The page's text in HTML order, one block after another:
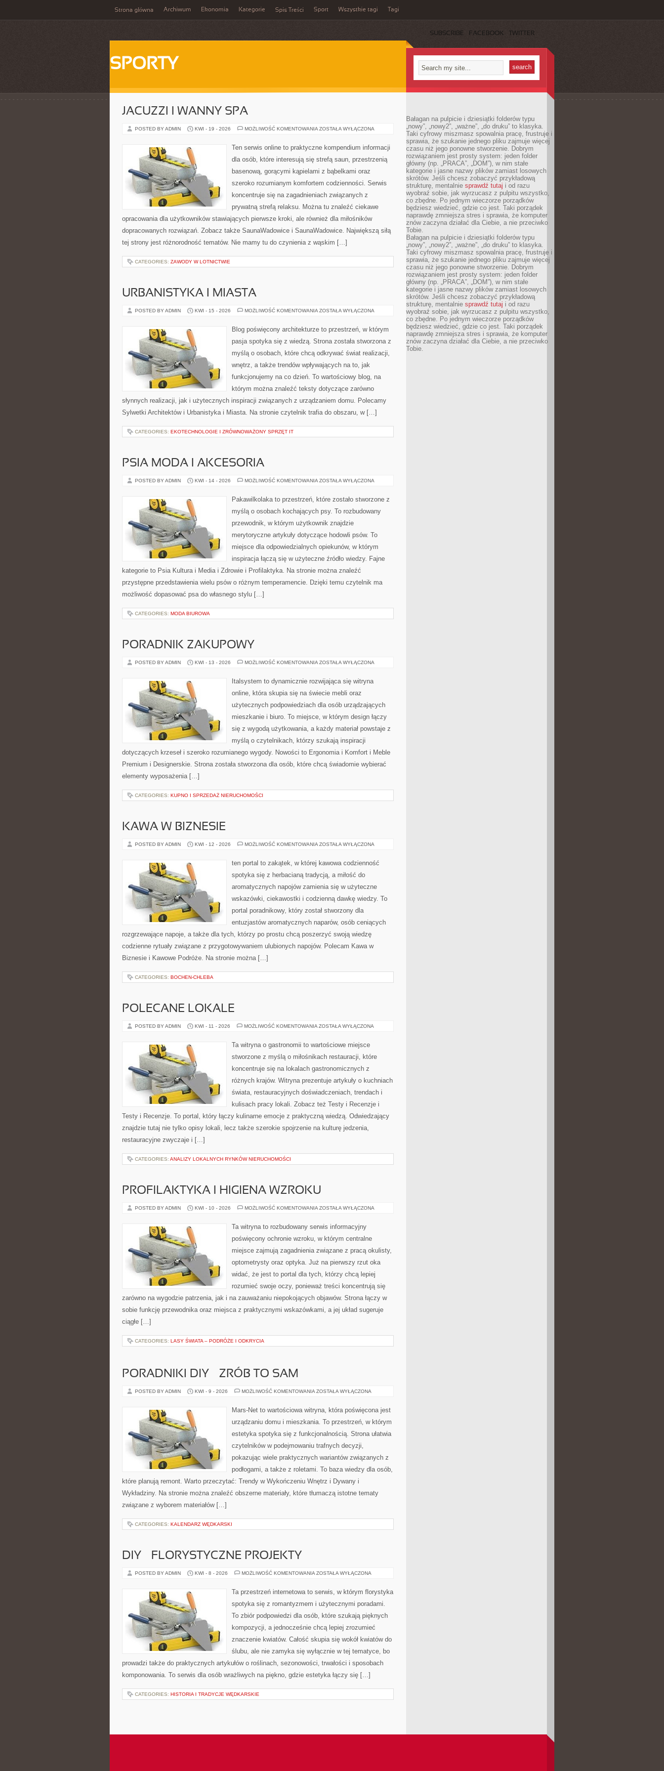
Strona główna Archiwum Ekonomia Kategorie Spis Treści Sport Wszystkie tagi Tagi
SUBSCRIBE FACEBOOK TWITTER
SPORTY
JACUZZI I WANNY SPA
POSTED BY ADMIN KWI - 19 - 2026 MOŻLIWOŚĆ KOMENTOWANIA JACUZZI
SPA
ZOSTAŁA WYŁĄCZONA
Ten serwis online to praktyczne kompendium informacji
dla osób, które interesują się strefą saun, przestrzenią
basenową, gorącymi kąpielami z bąbelkami oraz
szeroko rozumianym komfortem codzienności. Serwis
koncentruje się na zagadnieniach związanych z
prywatną strefą relaksu. Można tu znaleźć ciekawe
opracowania dla użytkowników stawiających pierwsze kroki, ale również dla miłośników
dopracowanych rozwiązań. Zobacz także SaunaWadowice i SaunaWadowice. Największą siłą
tej strony jest różnorodność tematów. Nie mamy tu do czynienia z wąskim […]
CATEGORIES: ZAWODY W LOTNICTWIE
URBANISTYKA I MIASTA
POSTED BY ADMIN KWI - 15 - 2026 MOŻLIWOŚĆ KOMENTOWANIA URBANISTYKA
ZOSTAŁA WYŁĄCZONA
Blog poświęcony architekturze to przestrzeń, w którym
pasja spotyka się z wiedzą. Strona została stworzona z
myślą o osobach, które chcą odkrywać świat realizacji,
wnętrz, a także trendów wpływających na to, jak
funkcjonujemy na co dzień. To wartościowy blog, na
którym można znaleźć teksty dotyczące zarówno
słynnych realizacji, jak i użytecznych inspiracji związanych z urządzaniem domu. Polecamy
Sylwetki Architektów i Urbanistyka i Miasta. Na stronie czytelnik trafia do obszaru, w […]
CATEGORIES: EKOTECHNOLOGIE I ZRÓWNOWAŻONY SPRZĘT IT
PSIA MODA I AKCESORIA
POSTED BY ADMIN KWI - 14 - 2026 MOŻLIWOŚĆ KOMENTOWANIA PSIA
AKCESORIA
ZOSTAŁA WYŁĄCZONA
Pakawilkolaka to przestrzeń, które zostało stworzone z
myślą o osobach kochających psy. To rozbudowany
przewodnik, w którym użytkownik znajdzie
merytoryczne artykuły dotyczące hodowli psów. To
miejsce dla odpowiedzialnych opiekunów, w którym
inspiracja łączą się w użyteczne źródło wiedzy. Fajne
kategorie to Psia Kultura i Media i Zdrowie i Profilaktyka. Na stronie można znaleźć
przystępne przedstawienia wielu psów o różnym temperamencie. Dzięki temu czytelnik ma
możliwość dopasować psa do własnego stylu […]
CATEGORIES: MODA BIUROWA
PORADNIK ZAKUPOWY
POSTED BY ADMIN KWI - 13 - 2026 MOŻLIWOŚĆ KOMENTOWANIA PORADNIK
ZOSTAŁA WYŁĄCZONA
Italsystem to dynamicznie rozwijająca się witryna
online, która skupia się na świecie mebli oraz
użytecznych podpowiedziach dla osób urządzających
mieszkanie i biuro. To miejsce, w którym design łączy
się z wygodą użytkowania, a każdy materiał powstaje z
myślą o czytelnikach, którzy szukają inspiracji
dotyczących krzeseł i szeroko rozumianego wygody. Nowości to Ergonomia i Komfort i Meble
Premium i Designerskie. Strona została stworzona dla osób, które chcą świadomie wybierać
elementy wyposażenia […]
CATEGORIES: KUPNO I SPRZEDAŻ NIERUCHOMOŚCI
KAWA W BIZNESIE
POSTED BY ADMIN KWI - 12 - 2026 MOŻLIWOŚĆ KOMENTOWANIA KAWA
ZOSTAŁA WYŁĄCZONA
ten portal to zakątek, w której kawowa codzienność
spotyka się z herbacianą tradycją, a miłość do
aromatycznych napojów zamienia się w użyteczne
wskazówki, ciekawostki i codzienną dawkę wiedzy. To
portal poradnikowy, który został stworzony dla
entuzjastów aromatycznych naparów, osób ceniących
rozgrzewające napoje, a także dla tych, którzy po prostu chcą poszerzyć swoją wiedzę
codzienne rytuały związane z przygotowywaniem ulubionych napojów. Polecam Kawa w
Biznesie i Kawowe Podróże. Na stronie można […]
CATEGORIES: BOCHEN-CHLEBA
POLECANE LOKALE
POSTED BY ADMIN KWI - 11 - 2026 MOŻLIWOŚĆ KOMENTOWANIA POLECANE
ZOSTAŁA WYŁĄCZONA
Ta witryna o gastronomii to wartościowe miejsce
stworzone z myślą o miłośnikach restauracji, które
koncentruje się na lokalach gastronomicznych z
różnych krajów. Witryna prezentuje artykuły o kuchniach
świata, restauracyjnych doświadczeniach, trendach i
kulisach pracy lokali. Zobacz też Testy i Recenzje i
Testy i Recenzje. To portal, który łączy kulinarne emocje z praktyczną wiedzą. Odwiedzający
znajdzie tutaj nie tylko opisy lokali, lecz także szerokie spojrzenie na kulturę jedzenia,
restauracyjne zwyczaje i […]
CATEGORIES: ANALIZY LOKALNYCH RYNKÓW NIERUCHOMOŚCI
PROFILAKTYKA I HIGIENA WZROKU
POSTED BY ADMIN KWI - 10 - 2026 MOŻLIWOŚĆ KOMENTOWANIA PROFILAKTYKA
WZROKU
ZOSTAŁA WYŁĄCZONA
Ta witryna to rozbudowany serwis informacyjny
poświęcony ochronie wzroku, w którym centralne
miejsce zajmują zagadnienia związane z pracą okulisty,
optometrysty oraz optyka. Już na pierwszy rzut oka
widać, że jest to portal dla tych, którzy chcą lepiej
rozumieć swoje oczy, ponieważ treści koncentrują się
zarówno na wygodzie patrzenia, jak i na zauważaniu niepokojących objawów. Strona łączy w
sobie funkcję przewodnika oraz miejsca z praktycznymi wskazówkami, a jej układ sugeruje
ciągłe […]
CATEGORIES: LASY ŚWIATA – PODRÓŻE I ODKRYCIA
PORADNIKI DIY – ZRÓB TO SAM
POSTED BY ADMIN KWI - 9 - 2026 MOŻLIWOŚĆ KOMENTOWANIA PORADNIKI
ZRÓB
TO
ZOSTAŁA WYŁĄCZONA
Mars-Net to wartościowa witryna, która poświęcona jest
urządzaniu domu i mieszkania. To przestrzeń, w którym
estetyka spotyka się z funkcjonalnością. Strona ułatwia
czytelników w podejmowaniu trafnych decyzji,
pokazując wiele praktycznych wariantów związanych z
podłogami, a także z roletami. To baza wiedzy dla osób,
które planują remont. Warto przeczytać: Trendy w Wykończeniu Wnętrz i Dywany i
Wykładziny. Na stronie można znaleźć obszerne materiały, które tłumaczą istotne tematy
związane z wyborem materiałów […]
CATEGORIES: KALENDARZ WĘDKARSKI
DIY – FLORYSTYCZNE PROJEKTY
POSTED BY ADMIN KWI - 8 - 2026 MOŻLIWOŚĆ KOMENTOWANIA DIY
PROJEKTY
ZOSTAŁA WYŁĄCZONA
Ta przestrzeń internetowa to serwis, w którym florystyka
spotyka się z romantyzmem i użytecznymi poradami.
To zbiór podpowiedzi dla osób, które szukają pięknych
kompozycji, a jednocześnie chcą lepiej zrozumieć
znaczenie kwiatów. Całość skupia się wokół kwiatów do
ślubu, ale nie zamyka się wyłącznie w tej tematyce, bo
prowadzi także do praktycznych artykułów o roślinach, sezonowości, trwałości i sposobach
komponowania. To serwis dla osób wrażliwych na piękno, gdzie estetyka łączy się […]
CATEGORIES: HISTORIA I TRADYCJE WĘDKARSKIE
Bałagan na pulpicie i dziesiątki folderów typu
„nowy”, „nowy2”, „ważne”, „do druku” to klasyka.
Taki cyfrowy miszmasz spowalnia pracę, frustruje i
sprawia, że szukanie jednego pliku zajmuje więcej
czasu niż jego ponowne stworzenie. Dobrym
rozwiązaniem jest prosty system: jeden folder
główny (np. „PRACA”, „DOM”), w nim stałe
kategorie i jasne nazwy plików zamiast losowych
skrótów. Jeśli chcesz zobaczyć przykładową
strukturę, mentalnie sprawdź tutaj i od razu
wyobraź sobie, jak wyrzucasz z pulpitu wszystko,
co zbędne. Po jednym wieczorze porządków
będziesz wiedzieć, gdzie co jest. Taki porządek
naprawdę zmniejsza stres i sprawia, że komputer
znów zaczyna działać dla Ciebie, a nie przeciwko
Tobie.
Bałagan na pulpicie i dziesiątki folderów typu
„nowy”, „nowy2”, „ważne”, „do druku” to klasyka.
Taki cyfrowy miszmasz spowalnia pracę, frustruje i
sprawia, że szukanie jednego pliku zajmuje więcej
czasu niż jego ponowne stworzenie. Dobrym
rozwiązaniem jest prosty system: jeden folder
główny (np. „PRACA”, „DOM”), w nim stałe
kategorie i jasne nazwy plików zamiast losowych
skrótów. Jeśli chcesz zobaczyć przykładową
strukturę, mentalnie sprawdź tutaj i od razu
wyobraź sobie, jak wyrzucasz z pulpitu wszystko,
co zbędne. Po jednym wieczorze porządków
będziesz wiedzieć, gdzie co jest. Taki porządek
naprawdę zmniejsza stres i sprawia, że komputer
znów zaczyna działać dla Ciebie, a nie przeciwko
Tobie.